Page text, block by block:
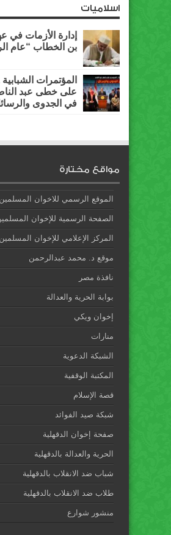
اسلاميات
إدارة الأزمات في
بن الخطاب “عام
المؤتمرات
على خطى عبد
في الجدوى
مواقع مختارة
الموقع الرسمي للاخوان المسلمين
الصفحة الرسمية للإخوان
المركز الإعلامي للإخوان المسلمين
موقع د. محمد عبدالرحمن
نافذة مصر
بوابة الحرية والعدالة
إخوان ويكي
منارات
الشبكة الدعوية
المكتبة الوقفية
قصة الإسلام
شبكة صيد الفوائد
صفحة إخوان الدقهلية
الحرية والعدالة بالدقهلية
شباب ضد الانقلاب بالدقهلية
طلاب ضد الانقلاب بالدقهلية
منشور شوارع